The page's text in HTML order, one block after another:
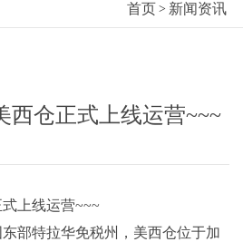
首页 > 新闻资讯
西仓正式上线运营~~~
上线运营~~~
部特拉华免税州，美西仓位于加